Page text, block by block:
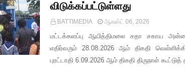
விடுக்கப்பட்டுள்ளது
BATTIMEDIA ஆகஸ்ட் 06, 2026
மட்டக்களப்பு ஆயித்திமலை சதா சகாய
எதிர்வரும் 28.08.2026 ஆம் திகதி
புரட்டாதி 6.09.2026 ஆம் திகதி திருநாள் கூட்டுத்